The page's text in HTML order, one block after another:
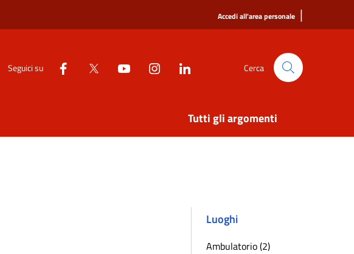
Accedi all'area personale |
Seguici su Cerca
Tutti gli argomenti
Luoghi
Ambulatorio (2)